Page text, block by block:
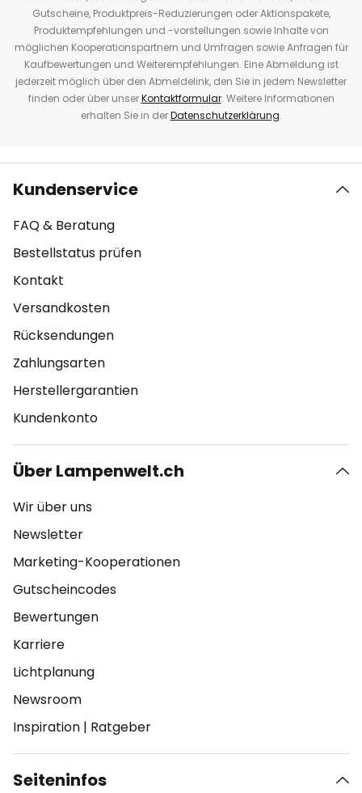
Gutscheine, Produktpreis-Reduzierungen oder Aktionspakete,
Produktempfehlungen und -vorstellungen sowie Inhalte von
möglichen Kooperationspartnern und Umfragen sowie Anfragen für
Kaufbewertungen und Weiterempfehlungen. Eine Abmeldung ist
jederzeit möglich über den Abmeldelink, den Sie in jedem Newsletter
finden oder über unserKontaktformular. Weitere Informationen
erhalten Sie in derDatenschutzerklärung.
Kundenservice
FAQ & Beratung
Bestellstatus prüfen
Kontakt
Versandkosten
Rücksendungen
Zahlungsarten
Herstellergarantien
Kundenkonto
Über Lampenwelt.ch
Wir über uns
Newsletter
Marketing-Kooperationen
Gutscheincodes
Bewertungen
Karriere
Lichtplanung
Newsroom
Inspiration | Ratgeber
Seiteninfos